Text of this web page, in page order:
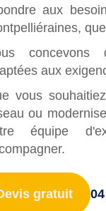
aux
concevons
aux
vous
ou
équipe
gratuit